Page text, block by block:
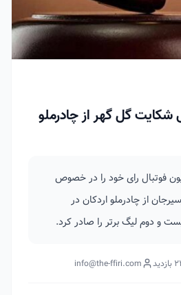
شکایت گل گهر از چادرملو
فوتبال رای خود را در خصوص
از چادرملو اردکان در
و دوم لیگ برتر را صادر کرد.
info@the-ffiri.com